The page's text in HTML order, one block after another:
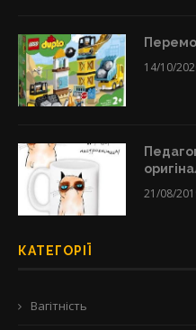
14/10/
21/08/
КАТЕГОРІЇ
Вагітність